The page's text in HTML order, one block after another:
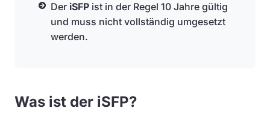
Der iSFP ist in der Regel 10 Jahre gültig
und muss nicht vollständig umgesetzt
werden.
Was ist der iSFP?